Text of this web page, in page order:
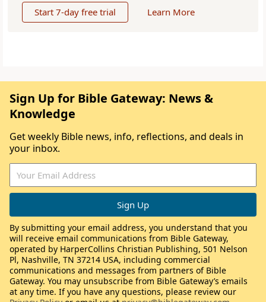
Start 7-day free trial Learn More
Sign Up for Bible Gateway: News &
Knowledge
Get weekly Bible news, info, reflections, and deals in
your inbox.
By submitting your email address, you understand that you
will receive email communications from Bible Gateway,
operated by HarperCollins Christian Publishing, 501 Nelson
Pl, Nashville, TN 37214 USA, including commercial
communications and messages from partners of Bible
Gateway. You may unsubscribe from Bible Gateway’s emails
at any time. If you have any questions, please review our